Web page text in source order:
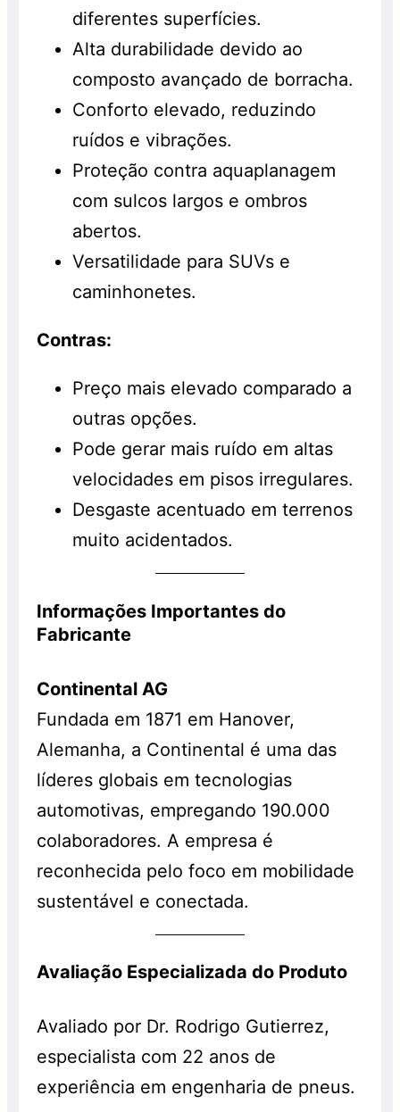
diferentes superfícies.
Alta durabilidade devido ao
composto avançado de borracha.
Conforto elevado, reduzindo
ruídos e vibrações.
Proteção contra aquaplanagem
com sulcos largos e ombros
abertos.
Versatilidade para SUVs e
caminhonetes.
Contras:
Preço mais elevado comparado a
outras opções.
Pode gerar mais ruído em altas
velocidades em pisos irregulares.
Desgaste acentuado em terrenos
muito acidentados.
Informações Importantes do
Fabricante
Continental AG
Fundada em 1871 em Hanover,
Alemanha, a Continental é uma das
líderes globais em tecnologias
automotivas, empregando 190.000
colaboradores. A empresa é
reconhecida pelo foco em mobilidade
sustentável e conectada.
Avaliação Especializada do Produto
Avaliado por Dr. Rodrigo Gutierrez,
especialista com 22 anos de
experiência em engenharia de pneus.